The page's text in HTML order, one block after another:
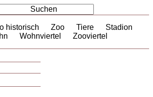
historisch Zoo Tiere
Stadion
Wohnviertel Zooviertel